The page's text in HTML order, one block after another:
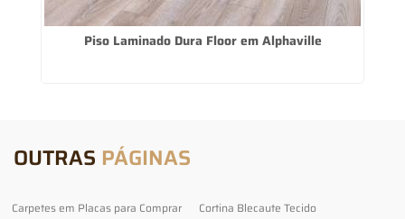
Piso Laminado Dura Floor em Alphaville
OUTRAS PÁGINAS
Carpetes em Placas para Comprar
Cortina Blecaute Tecido